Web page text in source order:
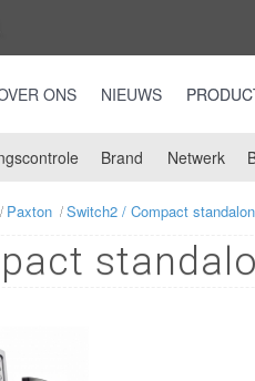
ONS NIEUWS
Brand Netwerk
Paxton Switch2 / Compact